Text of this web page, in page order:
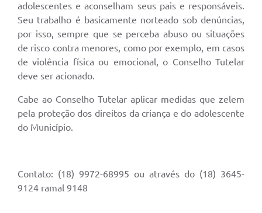
adolescentes e aconselham seus pais e responsáveis.
Seu trabalho é basicamente norteado sob denúncias,
por isso, sempre que se perceba abuso ou situações
de risco contra menores, como por exemplo, em casos
de violência física ou emocional, o Conselho Tutelar
deve ser acionado.
Cabe ao Conselho Tutelar aplicar medidas que zelem
pela proteção dos direitos da criança e do adolescente
do Município.
Contato: (18) 9972-68995 ou através do (18) 3645-
9124 ramal 9148